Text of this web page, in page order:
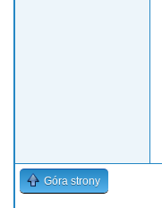
Góra strony